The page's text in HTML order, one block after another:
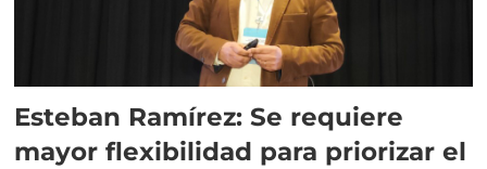
Esteban Ramírez: Se requiere
mayor flexibilidad para priorizar el